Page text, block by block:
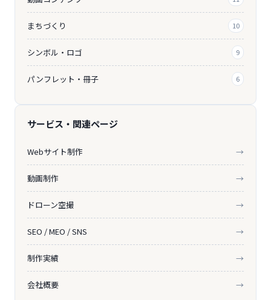
まちづくり 10
シンボル・ロゴ 9
パンフレット・冊子 6
サービス・関連ページ
Webサイト制作 →
動画制作 →
ドローン空撮 →
SEO / MEO / SNS →
制作実績 →
会社概要 →